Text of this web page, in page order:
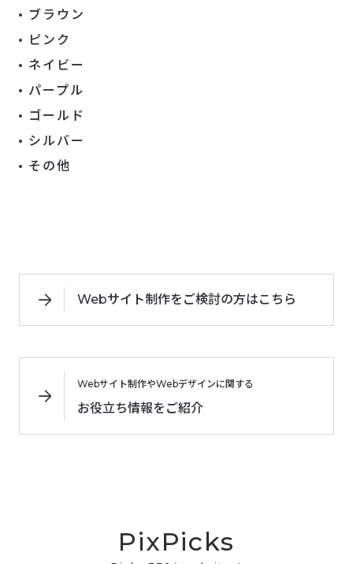
ブラウン
ピンク
ネイビー
パープル
ゴールド
シルバー
その他
Webサイト制作をご検討の方はこちら
Webサイト制作やWebデザインに関する
お役立ち情報をご紹介
PixPicks